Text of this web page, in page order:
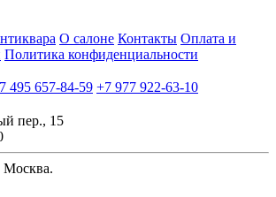
О салоне Контакты Оплата и
Политика конфиденциальности
495 657-84-59 +7 977 922-63-10
пер., 15